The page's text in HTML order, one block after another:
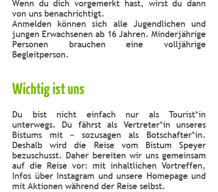
Wenn du dich vorgemerkt hast, wirst du dann
von uns benachrichtigt.
Anmelden können sich alle Jugendlichen und
jungen Erwachsenen ab 16 Jahren. Minderjährige
Personen brauchen eine volljährige
Begleitperson.
Wichtig ist uns
Du bist nicht einfach nur als Tourist*in
unterwegs. Du fährst als Vertreter*in unseres
Bistums mit – sozusagen als Botschafter*in.
Deshalb wird die Reise vom Bistum Speyer
bezuschusst. Daher bereiten wir uns gemeinsam
auf die Reise vor: mit inhaltlichen Vortreffen,
Infos über Instagram und unsere Homepage und
mit Aktionen während der Reise selbst.